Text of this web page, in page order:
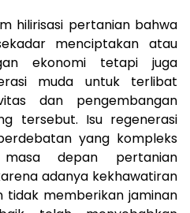
hilirisasi pertanian bahwa
menciptakan atau
ekonomi tetapi juga
muda untuk terlibat
dan pengembangan
tersebut. Isu regenerasi
yang kompleks
depan pertanian
adanya kekhawatiran
memberikan jaminan